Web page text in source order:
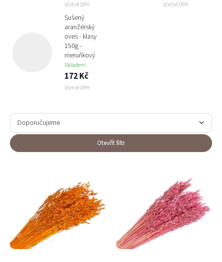
Včetně DPH Včetně DPH
Sušený
aranžérský
oves - klasy
150g -
meruňkový
Skladem
172 Kč
Včetně DPH
Ř
z
e
n
t
ů
Doporučujeme
Abecedně
Otevřít filtr
o
d